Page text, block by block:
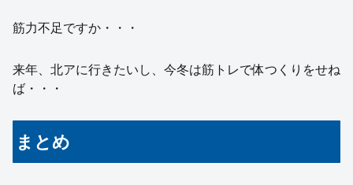
筋力不足ですか・・・
来年、北アに行きたいし、今冬は筋トレで体つくりをせね
ば・・・
まとめ